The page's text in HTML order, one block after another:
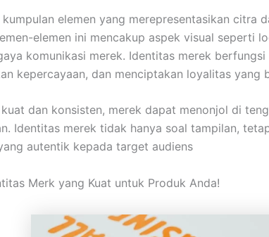
elemen yang merepresentasikan
elemen ini mencakup aspek visual seperti
komunikasi merek. Identitas merek
kepercayaan, dan menciptakan loyalitas yang
dan konsisten, merek dapat menonjol di
Identitas merek tidak hanya soal tampilan,
autentik kepada target audiens
Merk yang Kuat untuk Produk Anda!